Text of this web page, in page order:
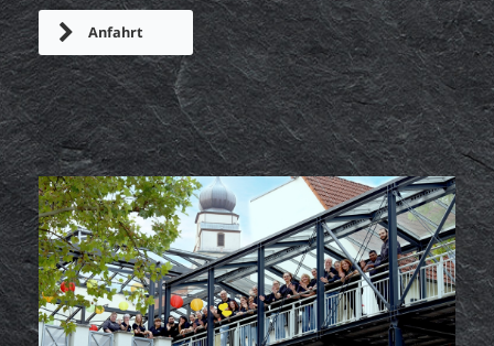
Anfahrt